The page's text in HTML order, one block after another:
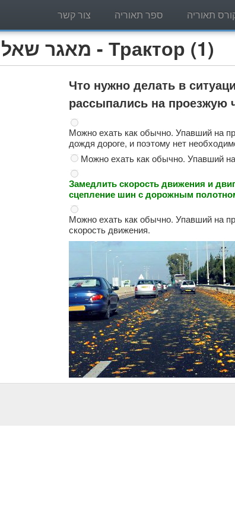
תאוריה ספר תאוריה צור קשר
מאגר שאלות תאוריה - Трактор (1)
Что нужно делать в
рассыпались на проезжую
Можно ехать как обычно. Упавший на
дождя дороге, и поэтому нет
Можно ехать как обычно. Упавший
Замедлить скорость движения и
сцепление шин с дорожным
Можно ехать как обычно. Упавший на
скорость движения.